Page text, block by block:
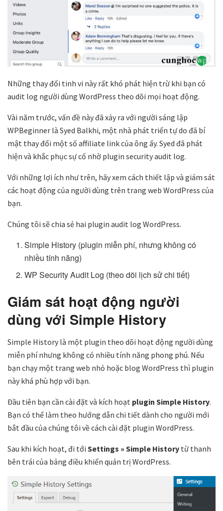
Những thay đổi tinh vi này rất khó phát hiện trừ khi bạn có
audit log người dùng WordPress theo dõi mọi hoạt động.
Vài năm trước, vấn đề này đã xảy ra với người sáng lập
WPBeginner là Syed Balkhi, một nhà phát triển tự do đã bí
mật thay đổi một số affiliate link của ông ấy. Syed đã phát
hiện và khắc phục sự cố nhờ plugin security audit log.
Với những lợi ích như trên, hãy xem cách thiết lập và giám sát
các hoạt động của người dùng trên trang web WordPress của
bạn.
Chúng tôi sẽ chia sẻ hai plugin audit log WordPress.
Simple History (plugin miễn phí, nhưng không có
nhiều tính năng)
WP Security Audit Log (theo dõi lịch sử chi tiết)
Giám sát hoạt động người
dùng với Simple History
Simple History là một plugin theo dõi hoạt động người dùng
miễn phí nhưng không có nhiều tính năng phong phú. Nếu
bạn chạy một trang web nhỏ hoặc blog WordPress thì plugin
này khá phù hợp với bạn.
Đầu tiên bạn cần cài đặt và kích hoạt plugin Simple History.
Bạn có thể làm theo hướng dẫn chi tiết dành cho người mới
bắt đầu của chúng tôi về cách cài đặt plugin WordPress.
Sau khi kích hoạt, đi tới Settings » Simple History từ thanh
bên trái của bảng điều khiển quản trị WordPress.